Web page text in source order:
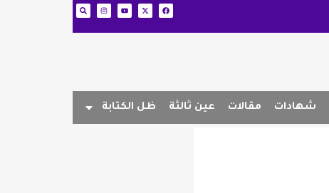
شهادات مقالات عين ثالثة ظل الكتابة